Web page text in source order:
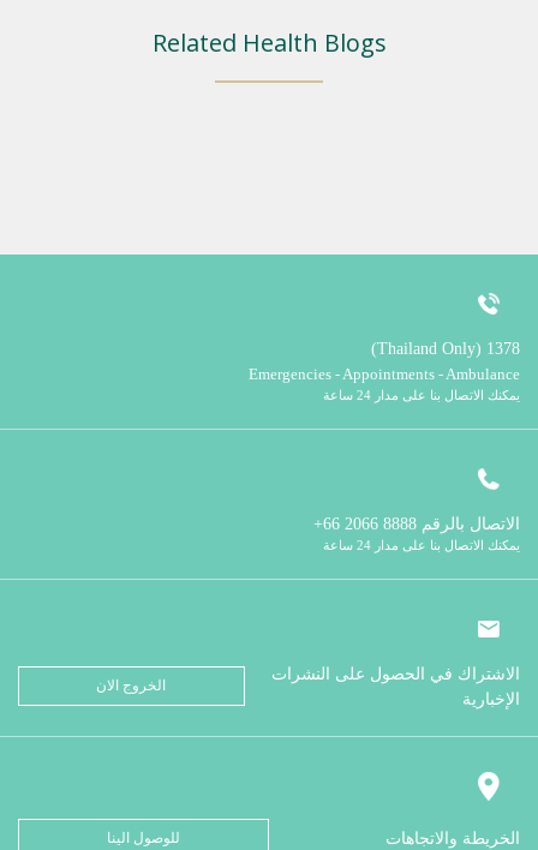
Related Health Blogs
1378 (Thailand Only)
Emergencies - Appointments - Ambulance
يمكنك الاتصال بنا على مدار 24 ساعة
الاتصال بالرقم
يمكنك الاتصال بنا على مدار 24 ساعة
الاشتراك في الحصول على النشرات
الإخبارية
الخروج الان
الخريطة والاتجاهات للوصول الينا